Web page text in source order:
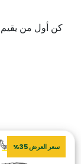
سعر العرض 35%